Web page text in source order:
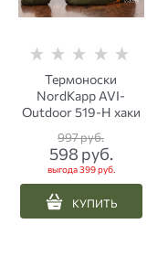
Термоноски
NordKapp AVI-
Outdoor 519-H хаки
997 руб.
598 руб.
выгода399 руб.
КУПИТЬ